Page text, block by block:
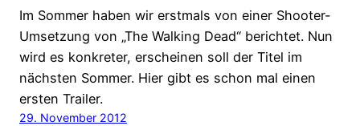
Im Sommer haben wir erstmals von einer Shooter-
Umsetzung von „The Walking Dead“ berichtet. Nun
wird es konkreter, erscheinen soll der Titel im
nächsten Sommer. Hier gibt es schon mal einen
ersten Trailer.
29. November 2012